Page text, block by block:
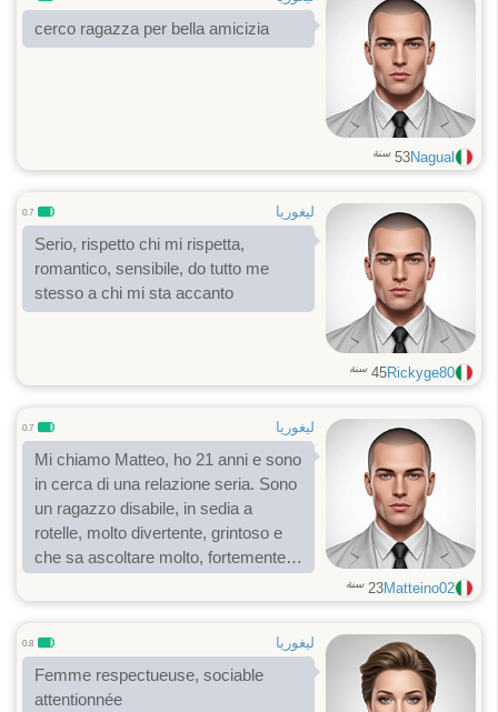
cerco ragazza per bella amicizia
Nagual
53 سنة
ليغوريا 0.7
Serio, rispetto chi mi rispetta,
romantico, sensibile, do tutto me
stesso a chi mi sta accanto
Rickyge80
45 سنة
ليغوريا 0.7
Mi chiamo Matteo, ho 21 anni e sono
in cerca di una relazione seria. Sono
un ragazzo disabile, in sedia a
rotelle, molto divertente, grintoso e
che sa ascoltare molto, fortemente
Matteino02
23 سنة
ليغوريا 0.8
Femme respectueuse, sociable
attentionnée